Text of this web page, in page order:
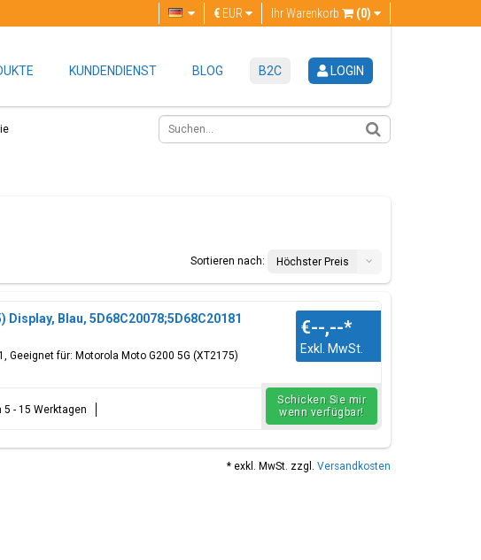
Ihr Warenkorb (0)
€ EUR
KUNDENDIENST BLOG B2C LOGIN
Sortieren nach:
Höchster Preis
Blau, 5D68C20078;5D68C20181
Geeignet für: Motorola Moto G200 5G (XT2175)
€--,--*
Exkl. MwSt.
- 15 Werktagen
Schicken Sie mir
wenn verfügbar!
* exkl. MwSt. zzgl. Versandkosten